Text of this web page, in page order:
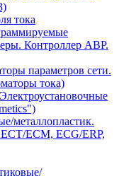
тока
Контроллер АВР.
параметров сети.
тока)
металлопластик.
ECM, ECG/ERP,